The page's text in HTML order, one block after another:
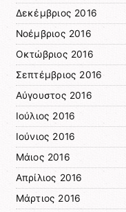
Δεκέμβριος 2016
Νοέμβριος 2016
Οκτώβριος 2016
Σεπτέμβριος 2016
Αύγουστος 2016
Ιούλιος 2016
Ιούνιος 2016
Μάιος 2016
Απρίλιος 2016
Μάρτιος 2016